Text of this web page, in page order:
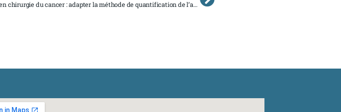
Autorisation en chirurgie du cancer : adapter la méthode de quantification de l’activité soumise à seuil